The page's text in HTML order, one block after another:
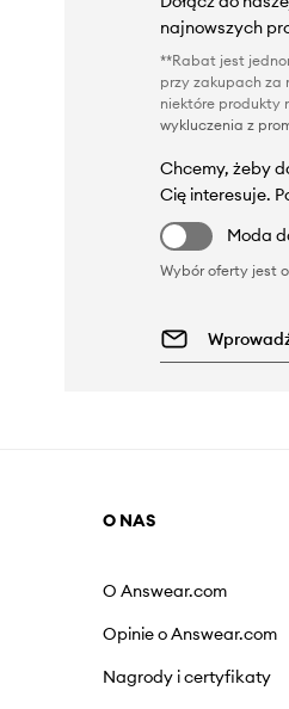
najnowszych
**Rabat jest
przy zakupach za
niektóre produkty
wykluczenia z
Chcemy, żeby
Cię interesuje.
Moda
Wybór oferty jest
O NAS
O Answear.com
Opinie o Answear.com
Nagrody i certyfikaty